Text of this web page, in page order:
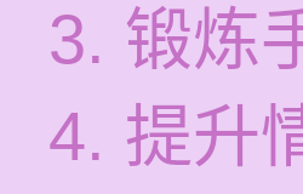
3. 锻炼
4. 提升